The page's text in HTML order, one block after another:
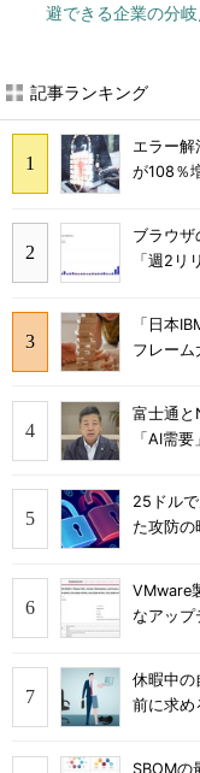
避できる企業の分岐
記事ランキング
エラー解
が108％
ブラウ
「週2リ
「日本
フレーム
富士通と
「AI需
25ドル
た攻防の
VMware
なアップ
休暇中
前に求め
SBOM